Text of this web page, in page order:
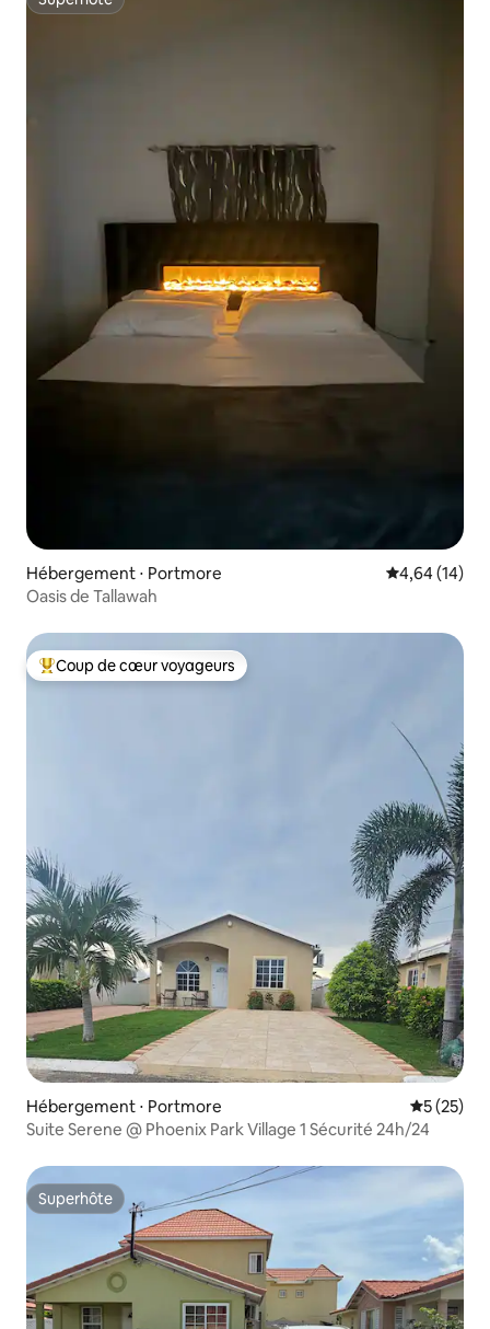
Superhôte
Hébergement ⋅ Portmore Évaluation
4,64 (14)
Oasis de Tallawah
Coups de cœur voyageurs les plus appréciés
Coup de cœur voyageurs
Hébergement ⋅ Portmore
5 (25)
Suite Serene @ Phoenix Park Village 1 Sécurité 24h/24
Superhôte
Superhôte